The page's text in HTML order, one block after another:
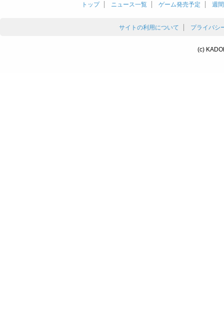
トップ ニュース一覧 ゲーム発売予定 週
サイトの利用について プライバシ
(c)